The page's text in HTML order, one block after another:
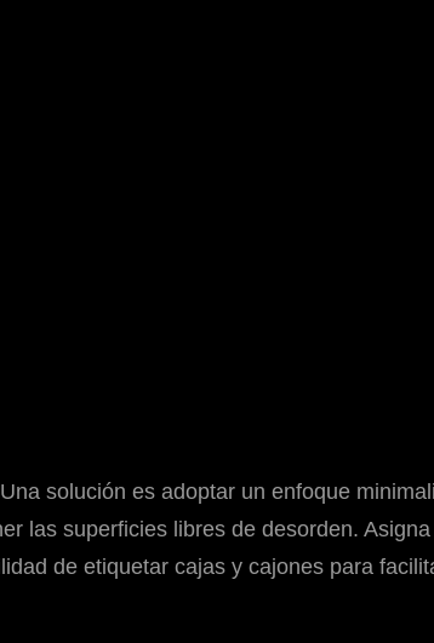
solución es adoptar un enfoque
las superficies libres de desorden.
de etiquetar cajas y cajones para